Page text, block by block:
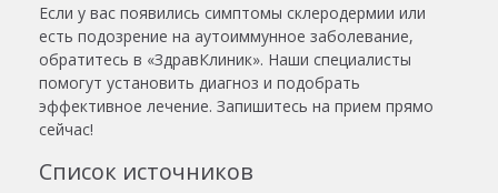
Если у вас появились симптомы склеродермии или
есть подозрение на аутоиммунное заболевание,
обратитесь в «ЗдравКлиник». Наши специалисты
помогут установить диагноз и подобрать
эффективное лечение. Запишитесь на прием прямо
сейчас!
Список источников